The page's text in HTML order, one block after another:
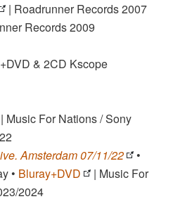
| Roadrunner Records 2007
Records 2009
& 2CD Kscope
| Music For Nations / Sony
Amsterdam 07/11/22
•
• Bluray+DVD
| Music For
2024